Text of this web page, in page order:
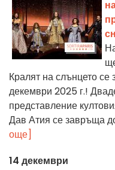
Кралят на слънцето
декември 2025 г.!
представление
Дав Атия се завръща
още]
14 декември